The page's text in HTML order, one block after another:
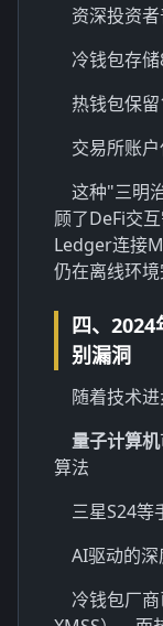
资深投资
冷钱包存
热钱包保
交易所账
这种"三明
顾了DeFi交
Ledger连接
仍在离线环境
四、2024
别漏洞
随着技术
量子计算机
算法
三星S24等
AI驱动的
冷钱包厂